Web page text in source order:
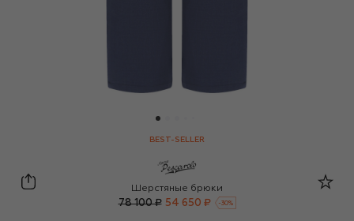
BEST-SELLER
Marco Pescarolo
Шерстяные брюки
78 100 ₽ 54 650 ₽ -30%